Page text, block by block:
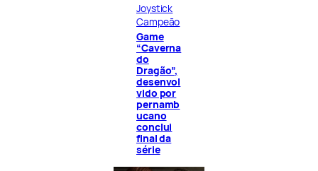
Joystick
Campeão
Game
“Caverna
do
Dragão”,
desenvol
vido por
pernamb
ucano
conclui
final da
série